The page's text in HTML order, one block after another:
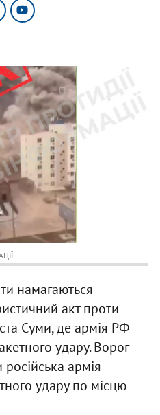
намагаються
акт проти
Суми, де армія РФ
удару. Ворог
армія
удару по місцю